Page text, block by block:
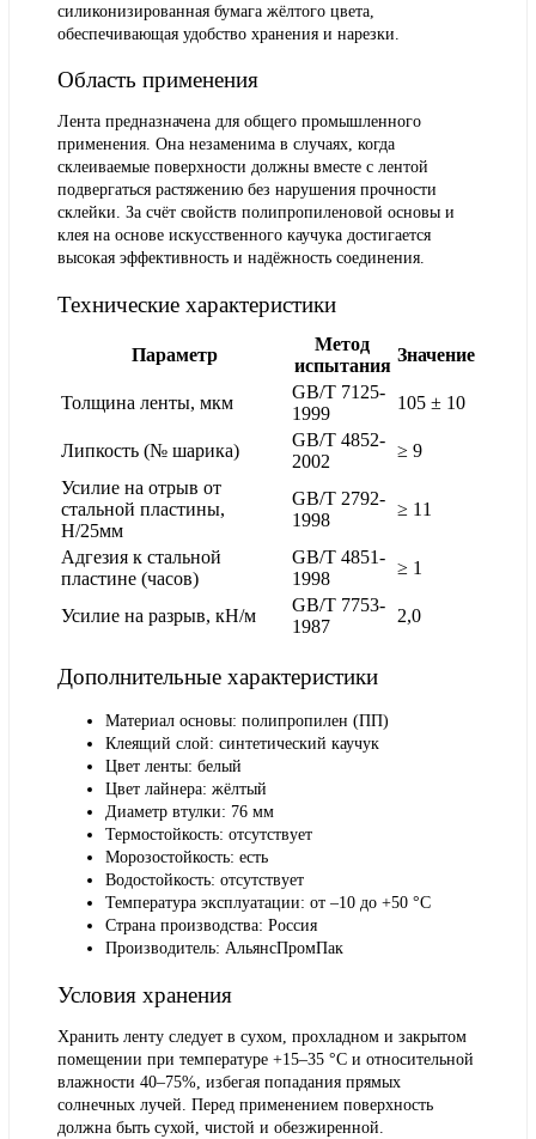
силиконизированная бумага жёлтого цвета,
обеспечивающая удобство хранения и нарезки.
Область применения
Лента предназначена для общего промышленного
применения. Она незаменима в случаях, когда
склеиваемые поверхности должны вместе с лентой
подвергаться растяжению без нарушения прочности
склейки. За счёт свойств полипропиленовой основы и
клея на основе искусственного каучука достигается
высокая эффективность и надёжность соединения.
Технические характеристики
Параметр
Метод
испытания
Значение
Толщина ленты, мкм
GB/T 7125-
1999
105 ± 10
Липкость (№ шарика)
GB/T 4852-
2002
≥ 9
Усилие на отрыв от
стальной пластины,
Н/25мм
GB/T 2792-
1998
≥ 11
Адгезия к стальной
пластине (часов)
GB/T 4851-
1998
≥ 1
Усилие на разрыв, кН/м
GB/T 7753-
1987
2,0
Дополнительные характеристики
Материал основы: полипропилен (ПП)
Клеящий слой: синтетический каучук
Цвет ленты: белый
Цвет лайнера: жёлтый
Диаметр втулки: 76 мм
Термостойкость: отсутствует
Морозостойкость: есть
Водостойкость: отсутствует
Температура эксплуатации: от –10 до +50 °С
Страна производства: Россия
Производитель: АльянсПромПак
Условия хранения
Хранить ленту следует в сухом, прохладном и закрытом
помещении при температуре +15–35 °С и относительной
влажности 40–75%, избегая попадания прямых
солнечных лучей. Перед применением поверхность
должна быть сухой, чистой и обезжиренной.